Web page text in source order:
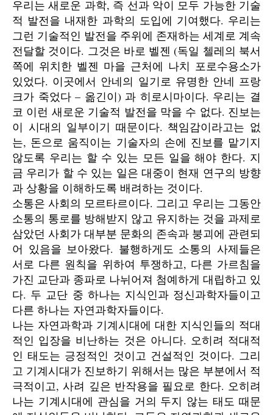
우리는 새로운 과학, 즉 선과 악이 모두 가능한 기술
적 발전을 내재한 과학의 도입에 기여했다. 우리는
그런 기술적인 발전을 주위에 존재하는 세계로 계속
전달할 것이다. 그것은 바로 벨젠 (독일 첼레의 북서
쪽에 위치한 벨젠 마을 근처에 나치 포로수용소가
있었다. 이곳에서 안네의 일기로 유명한 안네 프랑
크가 죽었다 – 옮긴이) 과 히로시마이다. 우리는 결
코 이런 새로운 기술적 발전을 막을 수 없다. 진보는
이 시대의 일부이기 때문이다. 책임감이라고는 없
는, 돈으로 움직이는 기술자의 손에 진보를 맡기지
않도록 우리는 할 수 있는 모든 일을 해야 한다. 지
금 우리가 할 수 있는 일은 대중이 현재 연구의 방향
과 상황을 이해하도록 배려하는 것이다.
소통은 사회의 모르타르이다. 그리고 우리는 그동안
소통의 통로를 방해받지 않고 유지하는 것을 과제로
삼았던 사회가 대부분 문화의 존속과 붕괴에 관련되
어 있음을 보아왔다. 불행하게도 소통의 사제들은
서로 다른 원칙을 위하여 투쟁하고, 다른 가르침을
가진 교단과 종파로 나뉘어져 첨예하게 대립하고 있
다. 두 교단 중 하나는 지식인과 정신과학자들이고
다른 하나는 자연과학자들이다.
나는 자연과학과 기계시대에 대한 지식인들의 적대
적인 입장을 비난하는 것은 아니다. 오히려 적대적
인 태도는 긍정적인 것이고 건설적인 것이다. 그리
고 기계시대가 진보하기 위해서는 많은 부분에서 적
극적이고, 사려 깊은 반작용을 필요로 한다. 오히려
나는 기계시대에 관심을 거의 두지 않는 태도 때문